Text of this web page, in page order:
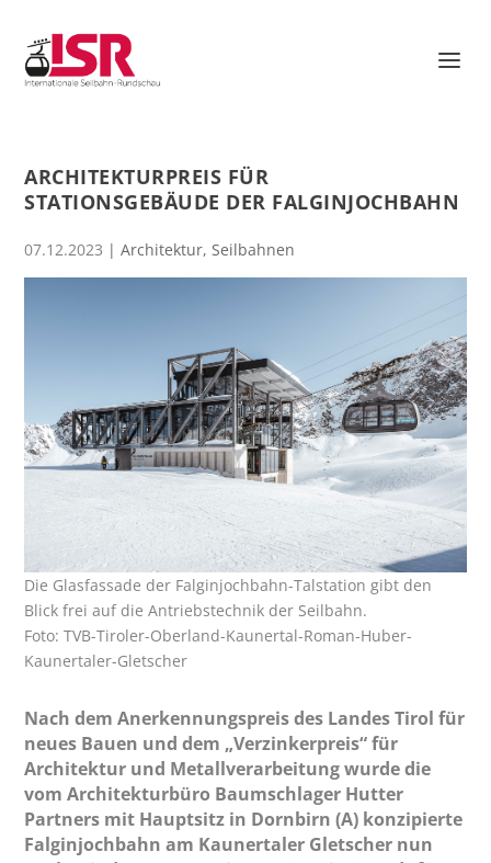
ARCHITEKTURPREIS FÜR
STATIONSGEBÄUDE DER FALGINJOCHBAHN
07.12.2023 |Architektur,Seilbahnen
Die Glasfassade der Falginjochbahn-Talstation gibt den
Blick frei auf die Antriebstechnik der Seilbahn.
Foto: TVB-Tiroler-Oberland-Kaunertal-Roman-Huber-
Kaunertaler-Gletscher
Nach dem Anerkennungspreis des Landes Tirol für
neues Bauen und dem „Verzinkerpreis“ für
Architektur und Metallverarbeitung wurde die
vom Architekturbüro Baumschlager Hutter
Partners mit Hauptsitz in Dornbirn (A) konzipierte
Falginjochbahn am Kaunertaler Gletscher nun